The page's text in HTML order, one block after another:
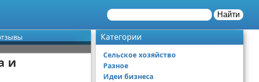
Найти
и
Категории
Сельское хозяйство
Разное
Идеи бизнеса